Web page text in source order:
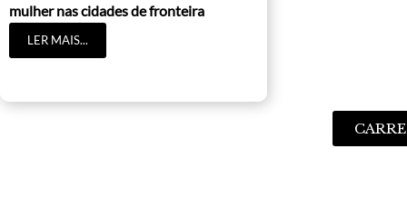
mulher nas cidades de fronteira
LER MAIS...